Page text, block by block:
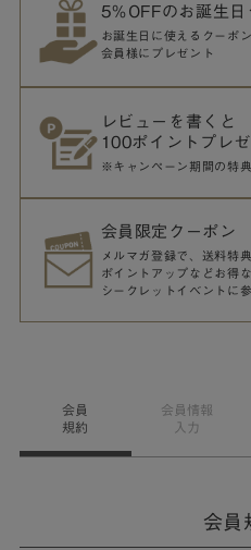
5％OFFのお誕生日
お誕生日に使えるクーポ
会員様にプレゼント
レビューを書くと
100ポイントプレゼ
※キャンペーン期間の特典
会員限定クーポン
メルマガ登録で、送料特典
ポイントアップなどお得な
シークレットイベントに
会員
規約
会員情報
入力
会員